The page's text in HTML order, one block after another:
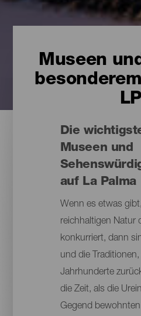
Museen
LP
Die
Museen und
auf La Palma
Wenn es etwas
reichhaltigen Natur
konkurriert, dann
und die Traditionen,
Jahrhunderte
die Zeit, als die
Gegend